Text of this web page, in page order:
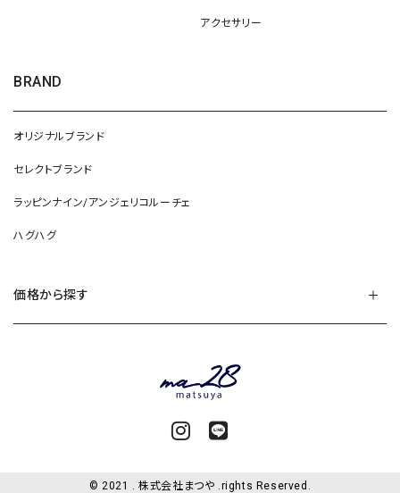
アクセサリー
BRAND
オリジナルブランド
セレクトブランド
ラッピンナイン/アンジェリコルーチェ
ハグハグ
価格から探す
© 2021 . 株式会社まつや .rights Reserved.